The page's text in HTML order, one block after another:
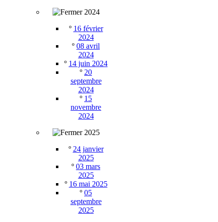
2024
º 16 février
2024
º 08 avril
2024
º 14 juin 2024
º 20
septembre
2024
º 15
novembre
2024
2025
º 24 janvier
2025
º 03 mars
2025
º 16 mai 2025
º 05
septembre
2025